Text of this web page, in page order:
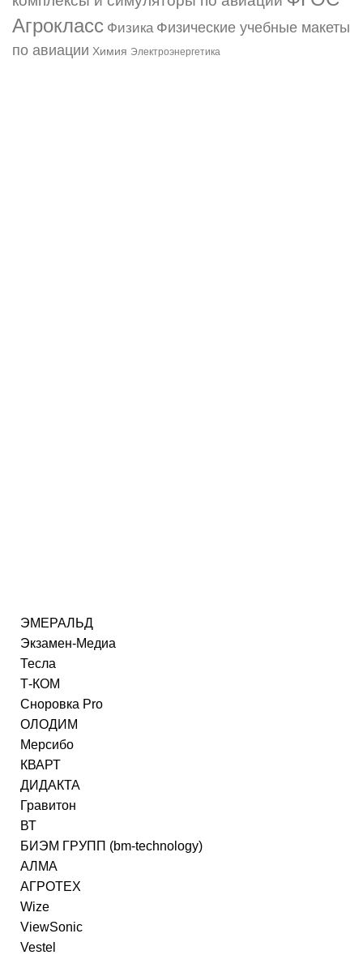
Агрокласс Физика Физические учебные макеты
по авиации Химия Электроэнергетика
ЭМЕРАЛЬД
Экзамен-Медиа
Тесла
Т-КОМ
Сноровка Pro
ОЛОДИМ
Мерсибо
КВАРТ
ДИДАКТА
Гравитон
ВТ
БИЭМ ГРУПП (bm-technology)
АЛМА
АГРОТЕХ
Wize
ViewSonic
Vestel